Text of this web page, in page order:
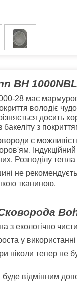
BH
28 має
володіє
досить
бакеліту з
є
Розподілу
не
тканиною.
з екологічно
у використанні
ніколи тепер не
буде відмінним